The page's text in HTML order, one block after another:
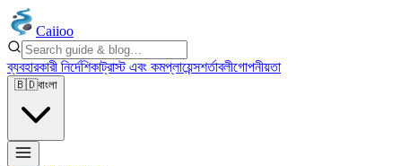
Caiioo
ব্যবহারকারী নির্দেশিকাট্রাস্ট এবং কমপ্লায়েন্সশর্তাবলীগোপনীয়তা
🇧🇩বাংলা